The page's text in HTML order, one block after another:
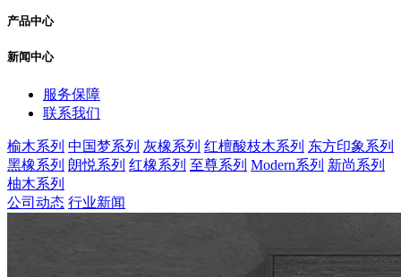
产品中心
新闻中心
服务保障
联系我们
榆木系列 中国梦系列 灰橡系列 红檀酸枝木系列 东方印象系列
黑橡系列 朗悦系列 红橡系列 至尊系列 Modern系列 新尚系列
柚木系列
公司动态 行业新闻